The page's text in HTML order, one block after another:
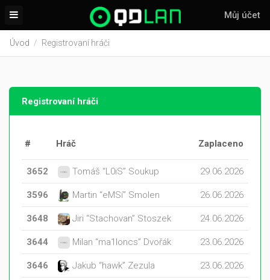
Můj účet
Úvod Registrovaní hráči
Registrovaní hráči
# Hráč Zaplaceno
3652 Tomáš “L0iS” Soukup 29.06.2026
3596 Martin “eMSí” Smolen 26.06.2026
3648 Jiri “Stachovan” Stoszek 24.06.2026
3644 Milan “ma1loncs” Dvořák 23.06.2026
3646 Jakub “hawk” Zezula 23.06.2026